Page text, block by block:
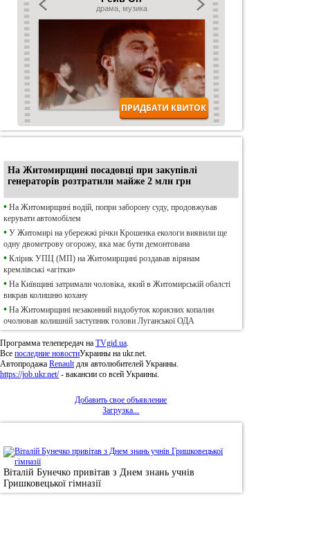
На Житомирщині посадовці при закупівлі
генераторів розтратили майже 2 млн грн
• На Житомирщині водій, попри заборону суду, продовжував
керувати автомобілем
• У Житомирі на убережжі річки Крошенка екологи виявили ще
одну двометрову огорожу, яка має бути демонтована
• Клірик УПЦ (МП) на Житомирщині роздавав вірянам
кремлівські «агітки»
• На Київщині затримали чоловіка, який в Житомирській обалсті
викрав колишню кохану
• На Житомирщині незаконний видобуток корисних копалин
очолював колишній заступник голови Луганської ОДА
Программа телепередач на TVgid.ua.
Все последние новостиУкраины на ukr.net.
Автопродажа Renaultдля автолюбителей Украины.
https://job.ukr.net/- вакансии со всей Украины.
Добавить свое объявление
Загрузка...
Віталій Бунечко привітав з Днем знань учнів
Гришковецької гімназії